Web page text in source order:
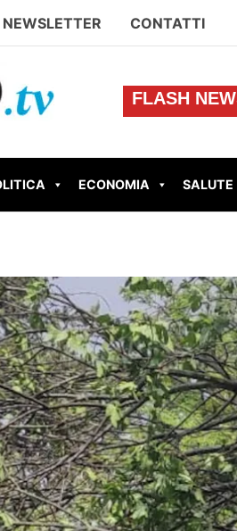
NEWSLETTER CONTATTI
FLASH
LADISPOLI – Blitz
ECONOMIA SALUTE